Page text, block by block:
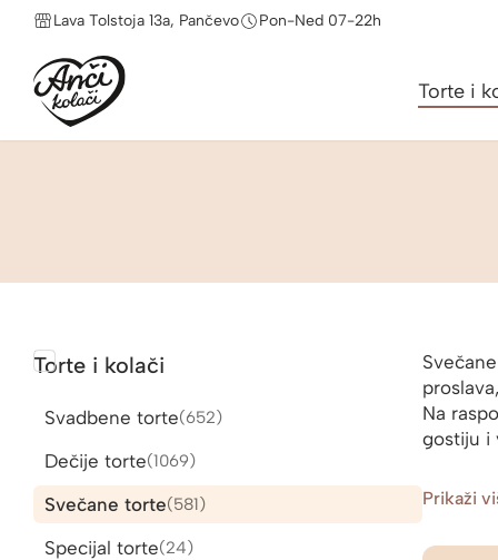
Lava Tolstoja 13a, Pančevo Pon-Ned 07-22h
Torte i
Na
gostiju i
Prikaži
Torte i kolači
Svadbene torte 652652
Dečije torte 10691069
proizvoda
Svečane torte 581581
proizvod
Specijal torte 2424